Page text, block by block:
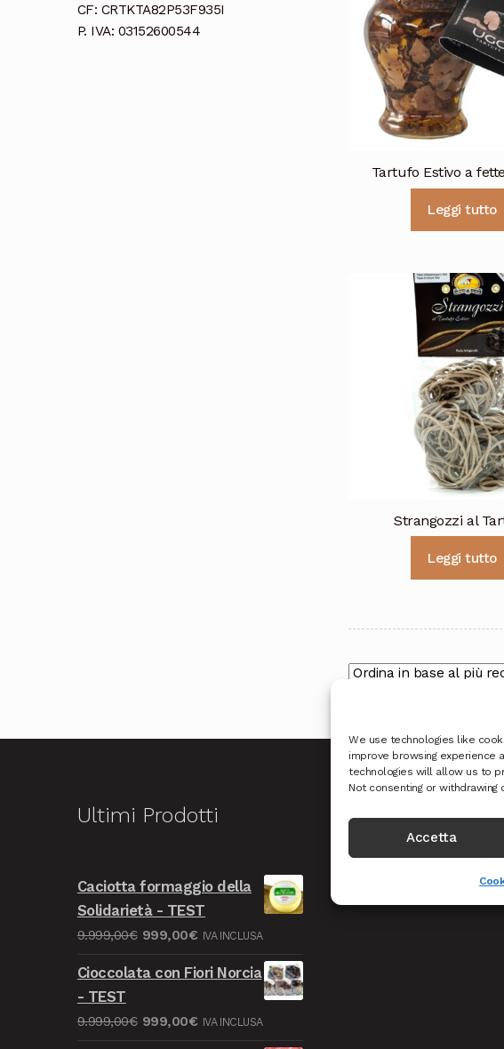
We use technologies like
improve browsing experience
technologies will allow us to
Not consenting or
Accetta
Tartufo Estivo a
Leggi tutto
Strangozzi al
Leggi tutto
CF: CRTKTA82P53F935I
P. IVA: 03152600544
Ultimi Prodotti
Caciotta formaggio della
Solidarietà - TEST
9.999,00€ Il
originale
9.999,00€.
999,00€Il
attuale
999,00€.
IVA INCLUSA
Cioccolata con Fiori Norcia
- TEST
9.999,00€ Il
999,00€IlIVA INCLUSA
Richiedi reso o